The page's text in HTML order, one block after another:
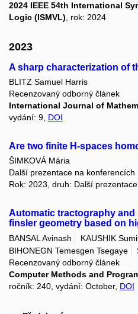
2024 IEEE 54th International
Logic (ISMVL), rok: 2024
2023
A sharp characterization of
BLITZ Samuel Harris
Recenzovaný odborný článek
International Journal of
vydání: 9, DOI
Are two finite H-spaces
ŠIMKOVÁ Mária
Další prezentace na konferencích
Rok: 2023, druh: Další
Automatic tractography
finsler geometry based on
BANSAL Avinash
KAUSHIK
BIHONEGN Temesgen Tsegaye
Recenzovaný odborný článek
Computer Methods and
ročník: 240, vydání: October, DOI